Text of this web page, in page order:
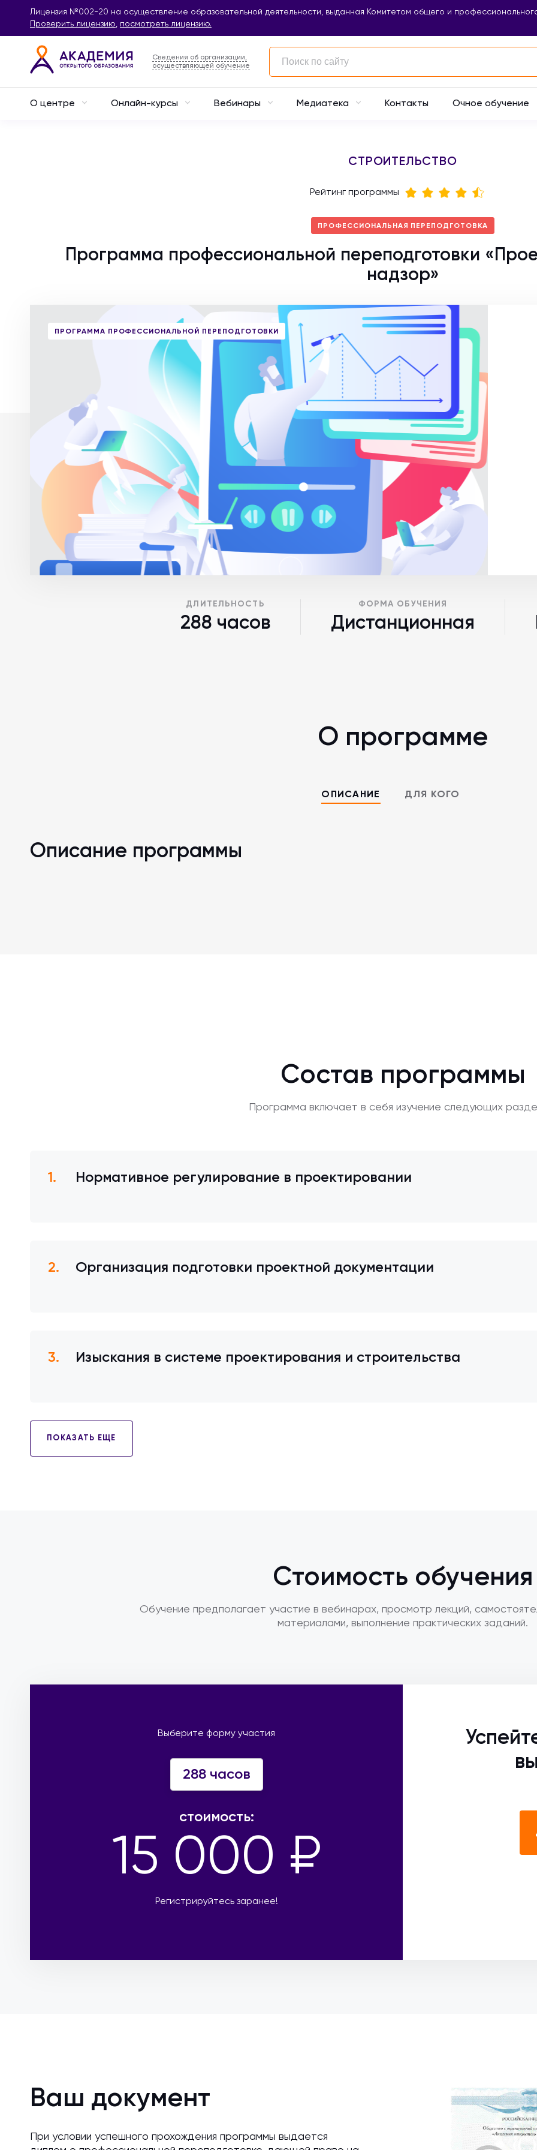
Лицензия №002-20 на осуществление образовательной деятельности, выданная Комитетом общего и
Проверить лицензию, посмотреть лицензию.
Сведения об организации,
осуществляющей обучение
О центре Онлайн-курсы Вебинары Медиатека Контакты Очное обучение
СТРОИТЕЛЬСТВО
Рейтинг программы
ПРОФЕССИОНАЛЬНАЯ ПЕРЕПОДГОТОВКА
Программа профессиональной переподготовки
надзор»
ПРОГРАММА ПРОФЕССИОНАЛЬНОЙ ПЕРЕПОДГОТОВКИ
ДЛИТЕЛЬНОСТЬ
288 часов
ФОРМА ОБУЧЕНИЯ
Дистанционная
О программе
ОПИСАНИЕ ДЛЯ КОГО
Описание программы
Состав программы
Программа включает в себя изучение следующих
Нормативное регулирование в проектировании
Организация подготовки проектной документации
Изыскания в системе проектирования и строительства
ПОКАЗАТЬ ЕЩЕ
Стоимость обучения
Обучение предполагает участие в вебинарах, просмотр лекций,
материалами, выполнение практических заданий.
Выберите форму участия
288 часов
стоимость:
15 000 ₽
Регистрируйтесь заранее!
Ваш документ
При условии успешного прохождения программы выдается